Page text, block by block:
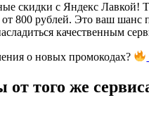
скидки с Яндекс
800 рублей. Это ваш
качественным
о новых промокодах?
того же